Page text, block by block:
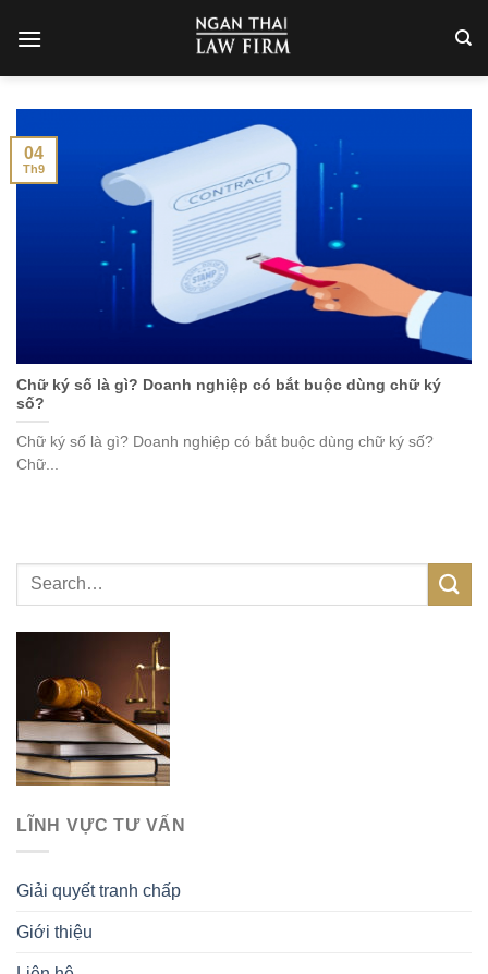
LĨNH VỰC TƯ VẤN
Giải quyết tranh chấp
Giới thiệu
Chữ ký số là gì? Doanh nghiệp có bắt buộc dùng chữ ký
số?
Chữ ký số là gì? Doanh nghiệp có bắt buộc dùng chữ ký số?
Chữ...
04
Th9